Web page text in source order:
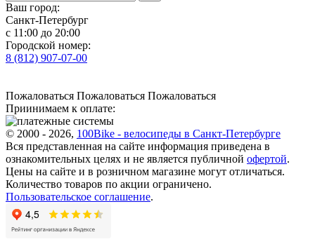
Ваш город:
Санкт-Петербург
с 11:00 до 20:00
Городской номер:
8 (812) 907-07-00
Пожаловаться Пожаловаться Пожаловаться
Приинимаем к оплате:
© 2000 - 2026, 100Bike - велосипеды в Санкт-Петербурге
Вся представленная на сайте информация приведена в
ознакомительных целях и не является публичной офертой.
Цены на сайте и в розничном магазине могут отличаться.
Количество товаров по акции ограничено.
Пользовательское соглашение.